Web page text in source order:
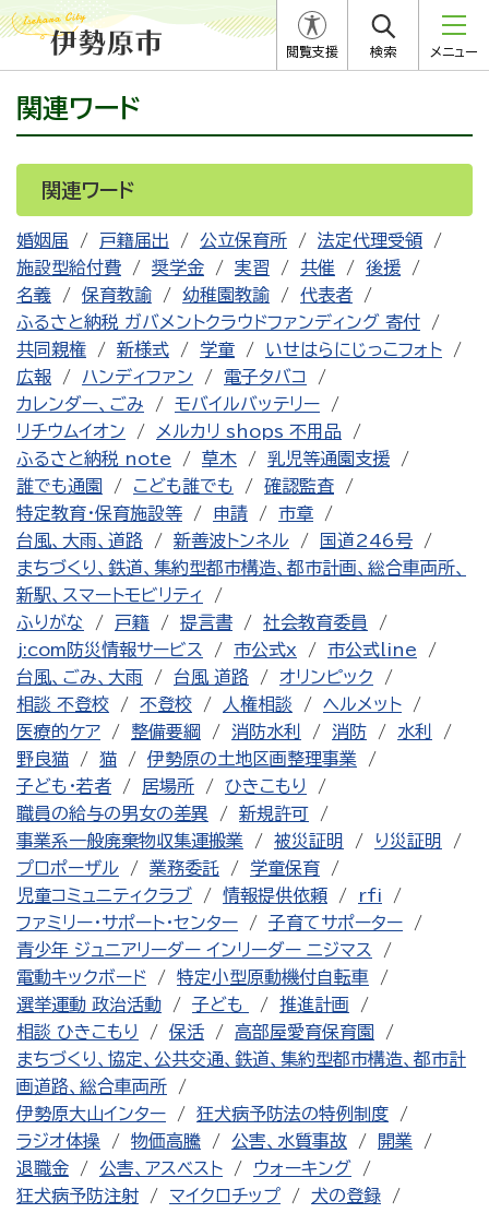
閲覧支援 検索 メニュー
関連ワード
関連ワード
婚姻届 戸籍届出 公立保育所
法定代理受領
施設型給付費
奨学金 実習 共催
後援
名義
保育教諭 幼稚園教諭
代表者
ふるさと納税 ガバメントクラウドファンディング 寄付
共同親権
新様式 学童
いせはらにじっこフォト
広報
ハンディファン
電子タバコ
カレンダー、ごみ
モバイルバッテリー
リチウムイオン
メルカリ shops 不用品
ふるさと納税 note
草木
乳児等通園支援
誰でも通園
こども誰でも
確認監査
特定教育・保育施設等
申請
市章
台風、大雨、道路
新善波トンネル
国道246号
まちづくり、鉄道、集約型都市構造、都市計画、総合車両所、
新駅、スマートモビリティ
ふりがな
戸籍 提言書
社会教育委員
j:com防災情報サービス
市公式x
市公式line
台風、ごみ、大雨
台風 道路
オリンピック
相談 不登校
不登校 人権相談
ヘルメット
医療的ケア
整備要綱 消防水利 消防
水利
野良猫
猫
伊勢原の土地区画整理事業
子ども・若者
居場所
ひきこもり
職員の給与の男女の差異
新規許可
事業系一般廃棄物収集運搬業
被災証明
り災証明
プロポーザル
業務委託
学童保育
児童コミュニティクラブ
情報提供依頼
rfi
ファミリー・サポート・センター
子育てサポーター
青少年 ジュニアリーダー インリーダー ニジマス
電動キックボード
特定小型原動機付自転車
選挙運動 政治活動
子ども
推進計画
相談 ひきこもり
保活
高部屋愛育保育園
まちづくり、協定、公共交通、鉄道、集約型都市構造、都市計
画道路、総合車両所
伊勢原大山インター
狂犬病予防法の特例制度
ラジオ体操
物価高騰 公害、水質事故
開業
退職金
公害、アスベスト
ウォーキング
狂犬病予防注射
マイクロチップ
犬の登録